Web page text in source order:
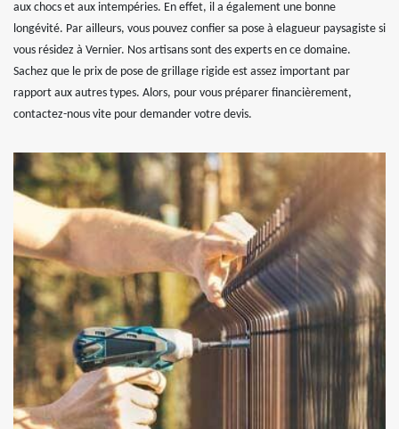
aux chocs et aux intempéries. En effet, il a également une bonne
longévité. Par ailleurs, vous pouvez confier sa pose à elagueur paysagiste si
vous résidez à Vernier. Nos artisans sont des experts en ce domaine.
Sachez que le prix de pose de grillage rigide est assez important par
rapport aux autres types. Alors, pour vous préparer financièrement,
contactez-nous vite pour demander votre devis.